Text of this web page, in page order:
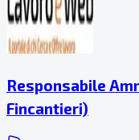
Responsabile
Fincantieri)